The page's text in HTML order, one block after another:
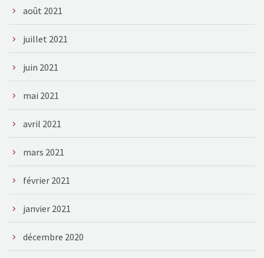
août 2021
juillet 2021
juin 2021
mai 2021
avril 2021
mars 2021
février 2021
janvier 2021
décembre 2020